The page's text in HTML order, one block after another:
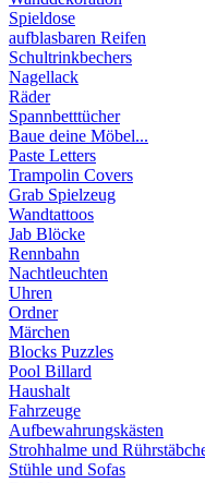
Spieldose
aufblasbaren Reifen
Schultrinkbechers
Nagellack
Räder
Spannbetttücher
Baue deine Möbel...
Paste Letters
Trampolin Covers
Grab Spielzeug
Wandtattoos
Jab Blöcke
Rennbahn
Nachtleuchten
Uhren
Ordner
Märchen
Blocks Puzzles
Pool Billard
Haushalt
Fahrzeuge
Aufbewahrungskästen
Strohhalme und
Stühle und Sofas